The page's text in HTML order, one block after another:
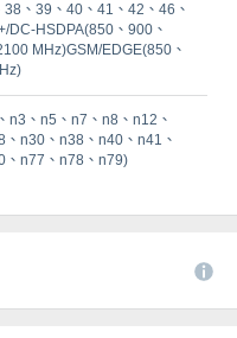
38、39、40、41、42、46、
DC-HSDPA(850、900、
MHz)GSM/EDGE(850、
n3、n5、n7、n8、n12、
n30、n38、n40、n41、
、n77、n78、n79)